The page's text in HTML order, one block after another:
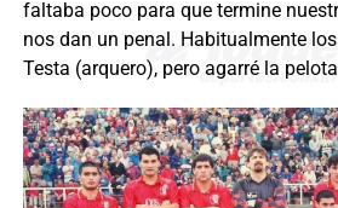
faltaba poco para que termine
nos dan un penal. Habitualmente los
Testa (arquero), pero agarré la